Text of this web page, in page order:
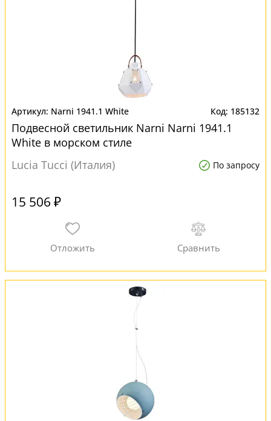
Narni 1941.1 White 185132
Подвесной светильник Narni Narni 1941.1
White в морском стиле
Lucia Tucci (Италия)
По запросу
15 506 ₽